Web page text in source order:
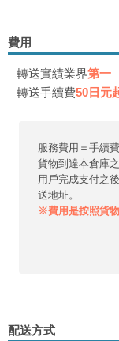
費用
轉送實績業界第一
轉送手續費50日元
服務費用＝手續
貨物到達本倉庫
用戶完成支付之
送地址。
※費用是按照貨
配送方式